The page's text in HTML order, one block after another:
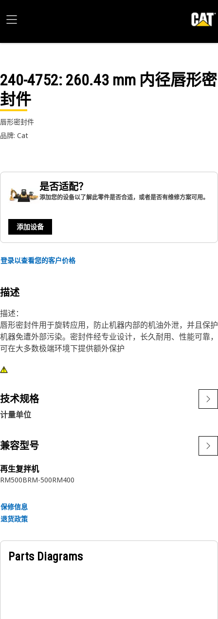
240-4752: 260.43 mm 内径唇形密
封件
唇形密封件
品牌: Cat
是否适配？
添加您的设备以了解此零件是否合适，或者是否有维修方案可用。
添加设备
登录以查看您的客户价格
描述
描述：
唇形密封件用于旋转应用，防止机器内部的机油外泄，并且保护
机器免遭外部污染。密封件经专业设计，长久耐用、性能可靠，
可在大多数极端环境下提供额外保护
技术规格
计量单位
兼容型号
再生复拌机
RM500BRM-500RM400
保修信息
退货政策
Parts Diagrams